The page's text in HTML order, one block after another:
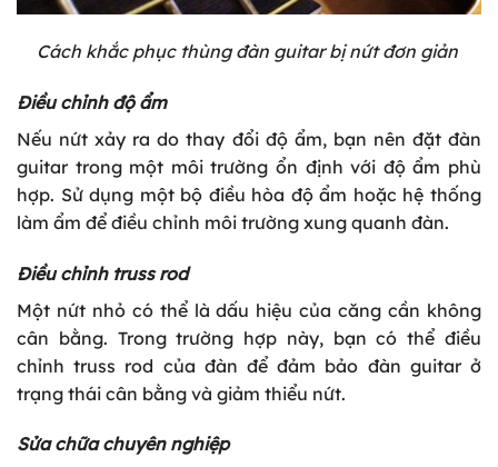
Cách khắc phục thùng đàn guitar bị nứt đơn giản
Điều chỉnh độ ẩm
Nếu nứt xảy ra do thay đổi độ ẩm, bạn nên đặt đàn
guitar trong một môi trường ổn định với độ ẩm phù
hợp. Sử dụng một bộ điều hòa độ ẩm hoặc hệ thống
làm ẩm để điều chỉnh môi trường xung quanh đàn.
Điều chỉnh truss rod
Một nứt nhỏ có thể là dấu hiệu của căng cần không
cân bằng. Trong trường hợp này, bạn có thể điều
chỉnh truss rod của đàn để đảm bảo đàn guitar ở
trạng thái cân bằng và giảm thiểu nứt.
Sửa chữa chuyên nghiệp